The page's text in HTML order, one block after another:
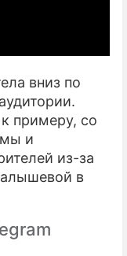
вниз по
примеру, со
и
из-за
в